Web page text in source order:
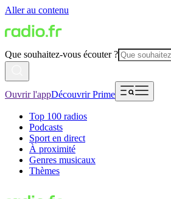
Aller au contenu
Que souhaitez-vous écouter ?
Ouvrir l'appDécouvrir Prime
Top 100 radios
Podcasts
Sport en direct
À proximité
Genres musicaux
Thèmes